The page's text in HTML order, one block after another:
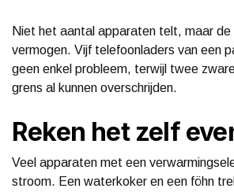
Niet het aantal apparaten telt, maar de
vermogen. Vijf telefoonladers van een
geen enkel probleem, terwijl twee
grens al kunnen overschrijden.
Reken het zelf
Veel apparaten met een
stroom. Een waterkoker en een föhn